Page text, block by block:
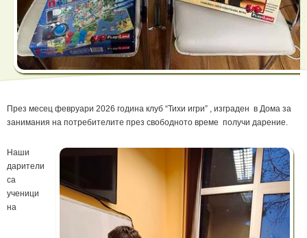
През месец февруари 2026 година клуб “Тихи игри” , изграден в Дома за
занимания на потребителите през свободното време получи дарение.
Наши
дарители
са
ученици
на